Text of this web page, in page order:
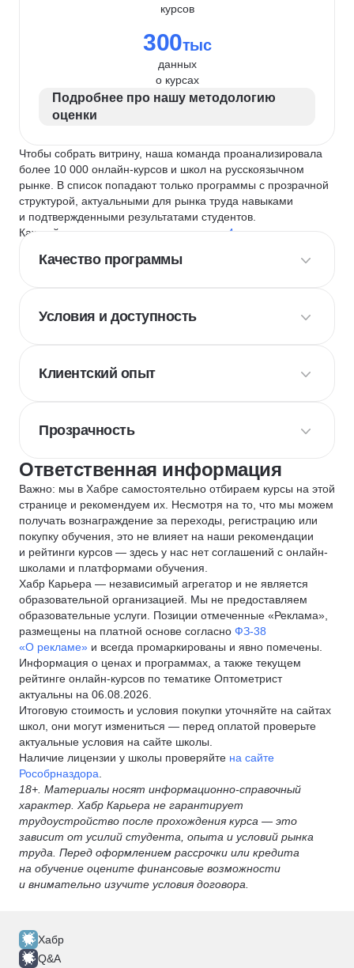
курсов
300тыс
данных
о курсах
Подробнее про нашу методологию
оценки
Чтобы собрать витрину, наша команда проанализировала
более 10 000 онлайн-курсов и школ на русскоязычном
рынке. В список попадают только программы с прозрачной
структурой, актуальными для рынка труда навыками
и подтвержденными результатами студентов.
Каждый курс и школу мы оцениваем по
4 критериям
Качество программы
Условия и доступность
Клиентский опыт
Прозрачность
Ответственная информация
Важно: мы в Хабре самостоятельно отбираем курсы на этой
странице и рекомендуем их. Несмотря на то, что мы можем
получать вознаграждение за переходы, регистрацию или
покупку обучения, это не влияет на наши рекомендации
и рейтинги курсов — здесь у нас нет соглашений с онлайн-
школами и платформами обучения.
Хабр Карьера — независимый агрегатор и не является
образовательной организацией. Мы не предоставляем
образовательные услуги. Позиции отмеченные «Реклама»,
размещены на платной основе согласно ФЗ-38
«О рекламе» и всегда промаркированы и явно помечены.
Информация о ценах и программах, а также текущем
рейтинге онлайн-курсов по тематике Оптометрист
актуальны на 06.08.2026.
Итоговую стоимость и условия покупки уточняйте на сайтах
школ, они могут измениться — перед оплатой проверьте
актуальные условия на сайте школы.
Наличие лицензии у школы проверяйте на сайте
Рособрназдора
18+. Материалы носят информационно-справочный
характер. Хабр Карьера не гарантирует
трудоустройство после прохождения курса — это
зависит от усилий студента, опыта и условий рынка
труда. Перед оформлением рассрочки или кредита
на обучение оцените финансовые возможности
и внимательно изучите условия договора.
Хабр
Q&A